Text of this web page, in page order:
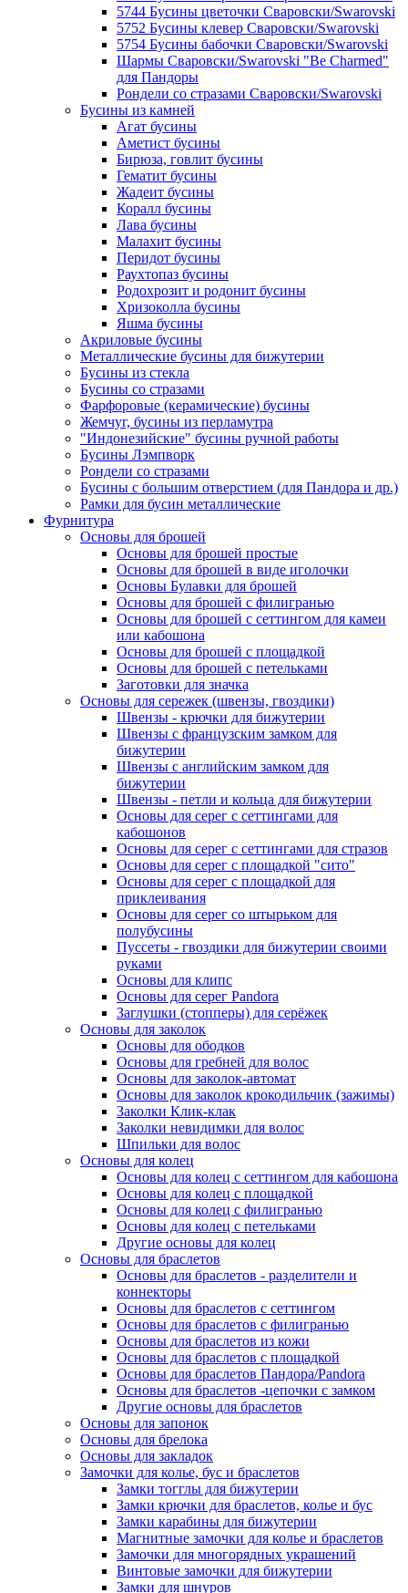
5744 Бусины цветочки Сваровски/Swarovski
5752 Бусины клевер Сваровски/Swarovski
5754 Бусины бабочки Сваровски/Swarovski
Шармы Сваровски/Swarovski "Be Charmed"
для Пандоры
Рондели со стразами Сваровски/Swarovski
Бусины из камней
Агат бусины
Аметист бусины
Бирюза, говлит бусины
Гематит бусины
Жадеит бусины
Коралл бусины
Лава бусины
Малахит бусины
Перидот бусины
Раухтопаз бусины
Родохрозит и родонит бусины
Хризоколла бусины
Яшма бусины
Акриловые бусины
Металлические бусины для бижутерии
Бусины из стекла
Бусины со стразами
Фарфоровые (керамические) бусины
Жемчуг, бусины из перламутра
"Индонезийские" бусины ручной работы
Бусины Лэмпворк
Рондели со стразами
Бусины с большим отверстием (для Пандора и др.)
Рамки для бусин металлические
Фурнитура
Основы для брошей
Основы для брошей простые
Основы для брошей в виде иголочки
Основы Булавки для брошей
Основы для брошей с филигранью
Основы для брошей с сеттингом для камеи
или кабошона
Основы для брошей с площадкой
Основы для брошей с петельками
Заготовки для значка
Основы для сережек (швензы, гвоздики)
Швензы - крючки для бижутерии
Швензы с французским замком для
бижутерии
Швензы с английским замком для
бижутерии
Швензы - петли и кольца для бижутерии
Основы для серег с сеттингами для
кабошонов
Основы для серег с сеттингами для стразов
Основы для серег с площадкой "сито"
Основы для серег с площадкой для
приклеивания
Основы для серег со штырьком для
полубусины
Пуссеты - гвоздики для бижутерии своими
руками
Основы для клипс
Основы для серег Pandora
Заглушки (стопперы) для серёжек
Основы для заколок
Основы для ободков
Основы для гребней для волос
Основы для заколок-автомат
Основы для заколок крокодильчик (зажимы)
Заколки Клик-клак
Заколки невидимки для волос
Шпильки для волос
Основы для колец
Основы для колец с сеттингом для кабошона
Основы для колец с площадкой
Основы для колец с филигранью
Основы для колец с петельками
Другие основы для колец
Основы для браслетов
Основы для браслетов - разделители и
коннекторы
Основы для браслетов с сеттингом
Основы для браслетов с филигранью
Основы для браслетов из кожи
Основы для браслетов с площадкой
Основы для браслетов Пандора/Pandora
Основы для браслетов -цепочки с замком
Другие основы для браслетов
Основы для запонок
Основы для брелока
Основы для закладок
Замочки для колье, бус и браслетов
Замки тогглы для бижутерии
Замки крючки для браслетов, колье и бус
Замки карабины для бижутерии
Магнитные замочки для колье и браслетов
Замочки для многорядных украшений
Винтовые замочки для бижутерии
Замки для шнуров